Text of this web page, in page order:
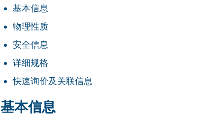
基本信息
物理性质
安全信息
详细规格
快速询价及关联信息
基本信息